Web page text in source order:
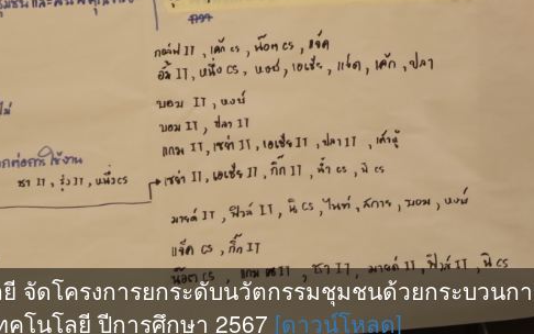
จัดโครงการยกระดับนวัตกรรมชุมชนด้วยกระบวนก
โนโลยี ปีการศึกษา 2567 [ดาวน์โหลด]